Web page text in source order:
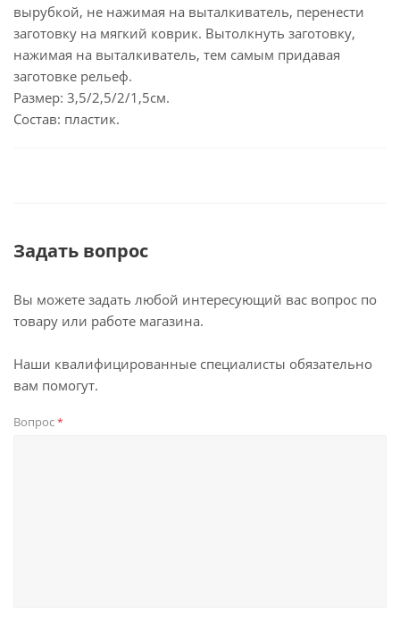
вырубкой, не нажимая на выталкиватель, перенести
заготовку на мягкий коврик. Вытолкнуть заготовку,
нажимая на выталкиватель, тем самым придавая
заготовке рельеф.
Размер: 3,5/2,5/2/1,5см.
Состав: пластик.
Задать вопрос
Вы можете задать любой интересующий вас вопрос по
товару или работе магазина.
Наши квалифицированные специалисты обязательно
вам помогут.
Вопрос*